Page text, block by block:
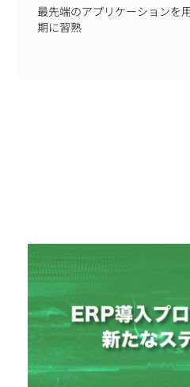
最先端のアプリケーションを
期に習熟